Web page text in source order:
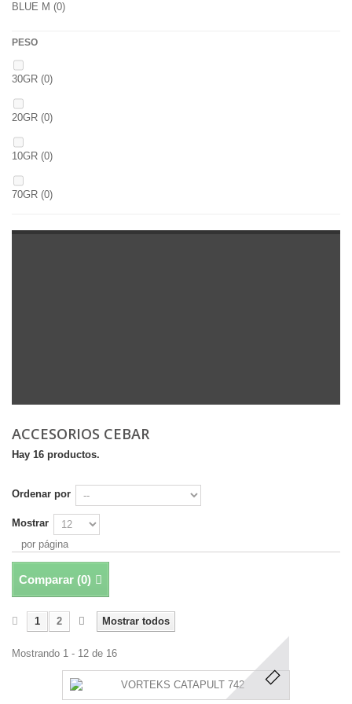
BLUE M (0)
PESO
30GR (0)
20GR (0)
10GR (0)
70GR (0)
ACCESORIOS CEBAR
Hay 16 productos.
Ordenar por
Mostrar
por página
Comparar (0)
Mostrar todos
1 2
Mostrando 1 - 12 de 16